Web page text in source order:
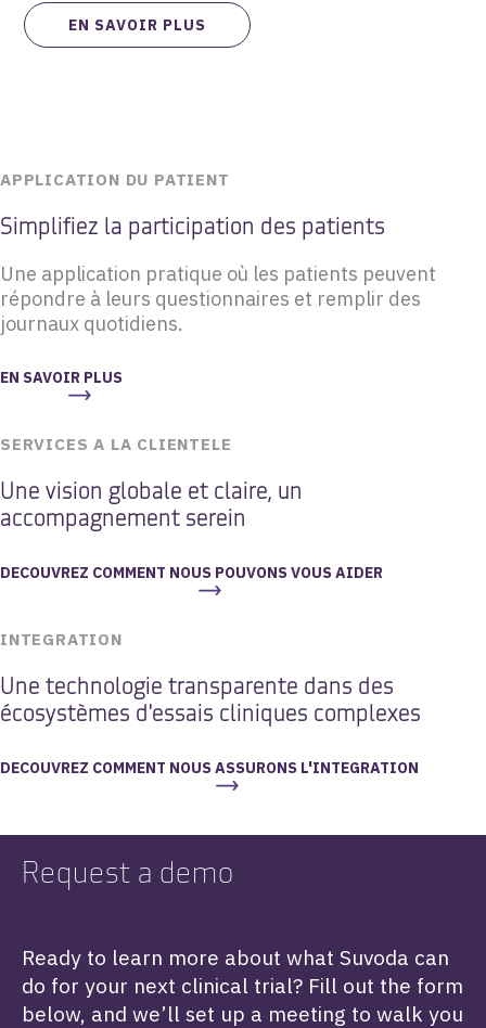
EN SAVOIR PLUS
APPLICATION DU PATIENT
Simplifiez la participation des patients
Une application pratique où les patients peuvent
répondre à leurs questionnaires et remplir des
journaux quotidiens.
EN SAVOIR PLUS
SERVICES A LA CLIENTELE
Une vision globale et claire, un
accompagnement serein
DECOUVREZ COMMENT NOUS POUVONS VOUS AIDER
INTEGRATION
Une technologie transparente dans des
écosystèmes d'essais cliniques complexes
DECOUVREZ COMMENT NOUS ASSURONS L'INTEGRATION
Request a demo
Ready to learn more about what Suvoda can
do for your next clinical trial? Fill out the form
below, and we’ll set up a meeting to walk you